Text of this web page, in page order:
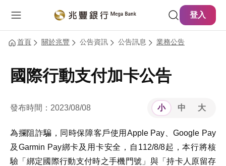
登入
首頁 關於兆豐 公告資訊 公告訊息 業務公告
國際行動支付加卡公告
發布時間：2023/08/08 小 中 大
為攔阻詐騙，同時保障客戶使用Apple Pay、Google Pay
及Garmin Pay綁卡及用卡安全，自112/8/8起，本行將核
驗「綁定國際行動支付時之手機門號」與「持卡人原留存